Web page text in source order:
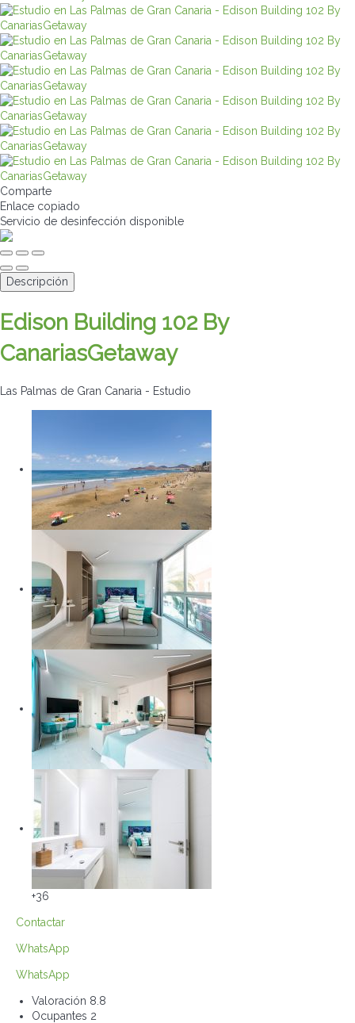
Comparte
Enlace copiado
Servicio de desinfección disponible
Descripción
Edison Building 102 By
CanariasGetaway
Las Palmas de Gran Canaria - Estudio
+36
Contactar
WhatsApp
WhatsApp
Valoración 8.8
Ocupantes 2